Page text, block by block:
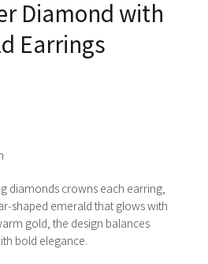
Diamond with
Earrings
diamonds crowns each earring,
emerald that glows with
gold, the design balances
bold elegance.